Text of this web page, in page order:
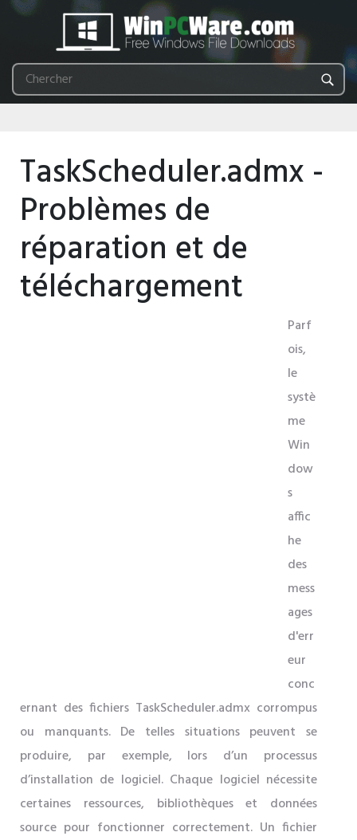
TaskScheduler.admx -
Problèmes de
réparation et de
téléchargement
Parf
ois,
le
systè
me
Win
dow
s
affic
he
des
mess
ages
d'err
eur
conc
ernant des fichiers TaskScheduler.admx corrompus
ou manquants. De telles situations peuvent se
produire, par exemple, lors d’un processus
d’installation de logiciel. Chaque logiciel nécessite
certaines ressources, bibliothèques et données
source pour fonctionner correctement. Un fichier